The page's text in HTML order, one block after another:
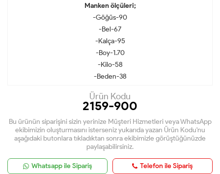
Manken ölçüleri;
-Göğüs-90
-Bel-67
-Kalça-95
-Boy-1.70
-Kilo-58
-Beden-38
Ürün Kodu
2159-900
Bu ürünün siparişini sizin yerinize Müşteri Hizmetleri veya WhatsApp
ekibimizin oluşturmasını isterseniz yukarıda yazan Ürün Kodu'nu
aşağıdaki butonlara tıkladıktan sonra ekibimizle görüştüğünüzde
paylaşabilirsiniz.
Whatsapp ile Sipariş Telefon ile Sipariş